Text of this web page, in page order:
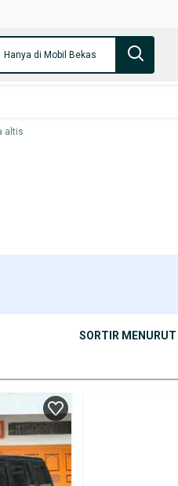
Hanya di Mobil Bekas
altis
SORTIR MENURUT